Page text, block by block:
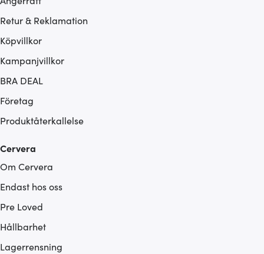
Retur & Reklamation
Köpvillkor
Kampanjvillkor
BRA DEAL
Företag
Produktåterkallelse
Cervera
Om Cervera
Endast hos oss
Pre Loved
Hållbarhet
Lagerrensning